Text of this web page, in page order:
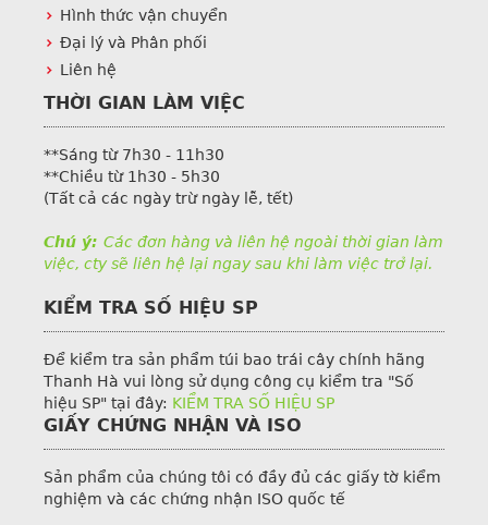
Hình thức vận chuyển
Đại lý và Phân phối
Liên hệ
THỜI GIAN LÀM VIỆC
**Sáng từ 7h30 - 11h30
**Chiều từ 1h30 - 5h30
(Tất cả các ngày trừ ngày lễ, tết)
Chú ý: Các đơn hàng và liên hệ ngoài thời gian làm
việc, cty sẽ liên hệ lại ngay sau khi làm việc trở lại.
KIỂM TRA SỐ HIỆU SP
Để kiểm tra sản phẩm túi bao trái cây chính hãng
Thanh Hà vui lòng sử dụng công cụ kiểm tra "Số
hiệu SP" tại đây: KIỂM TRA SỐ HIỆU SP
GIẤY CHỨNG NHẬN VÀ ISO
Sản phẩm của chúng tôi có đầy đủ các giấy tờ kiểm
nghiệm và các chứng nhận ISO quốc tế